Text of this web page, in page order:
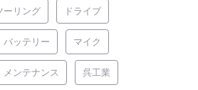
ーリング ドライブ
バッテリー マイク
メンテナンス 呉工業